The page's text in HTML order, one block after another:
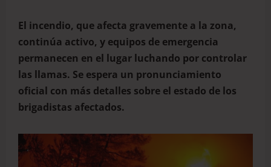
El incendio, que afecta gravemente a la zona,
continúa activo, y equipos de emergencia
permanecen en el lugar luchando por controlar
las llamas. Se espera un pronunciamiento
oficial con más detalles sobre el estado de los
brigadistas afectados.